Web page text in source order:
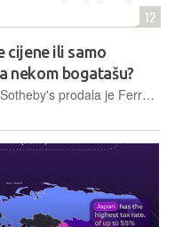
12
cijene ili samo
nekom bogatašu?
Aukcijska kuća RM Sotheby's prodala je Ferrari Daytonu SP3 za rekordnih 26 milijuna dolara, no zbog načina kako je prodaja organizirana kupac bi mogao biti dvostruko sretan - ako poreznici ne pronađu slabu točku u ovom planu